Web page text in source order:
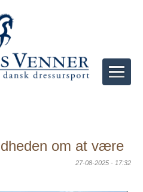
om at være
27-08-2025 - 17:32